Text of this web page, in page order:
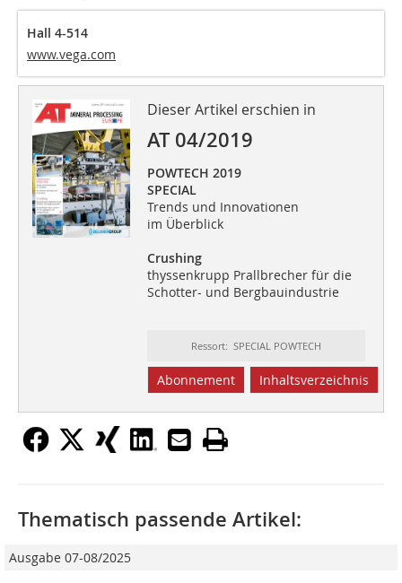
Hall 4-514
www.vega.com
Dieser Artikel erschien in
AT 04/2019
POWTECH 2019
SPECIAL
Trends und Innovationen
im Überblick
Crushing
thyssenkrupp Prallbrecher für die
Schotter- und Bergbauindustrie
Ressort: SPECIAL POWTECH
Abonnement Inhaltsverzeichnis
Thematisch passende Artikel:
Ausgabe 07-08/2025